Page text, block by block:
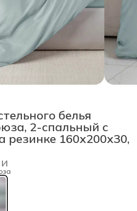
белья
2-спальный с
резинке 160х200х30,